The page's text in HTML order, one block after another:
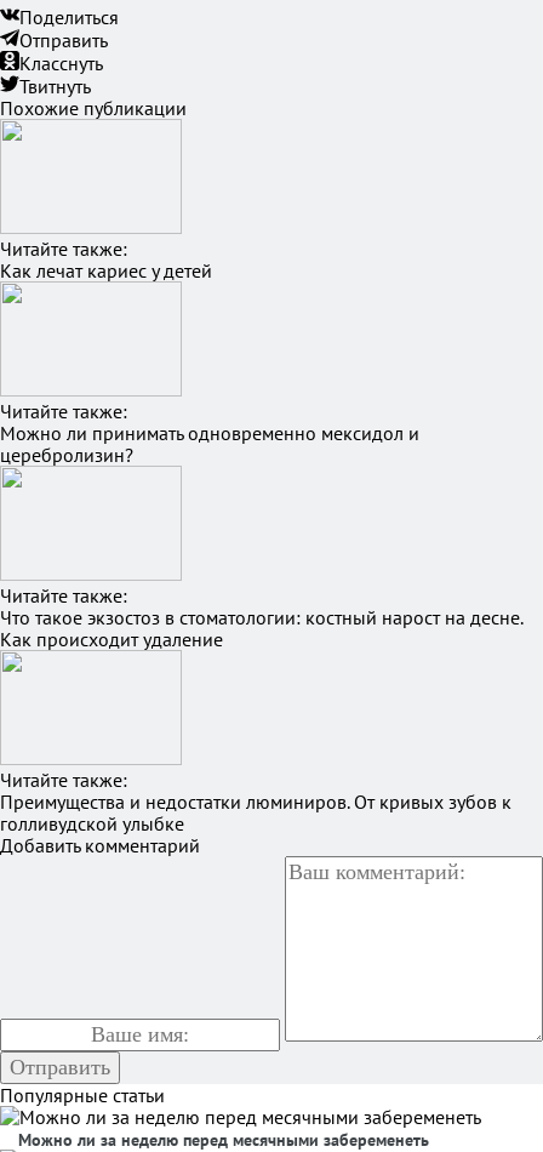
Поделиться
Отправить
Класснуть
Твитнуть
Похожие публикации
Читайте также:
Как лечат кариес у детей
Читайте также:
Можно ли принимать одновременно мексидол и
церебролизин?
Читайте также:
Что такое экзостоз в стоматологии: костный нарост на десне.
Как происходит удаление
Читайте также:
Преимущества и недостатки люминиров. От кривых зубов к
голливудской улыбке
Добавить комментарий
Популярные статьи
Можно ли за неделю перед месячными забеременеть